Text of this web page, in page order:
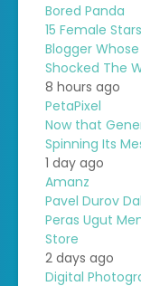
Bored Panda
15 Female
Blogger
Shocked The
8 hours ago
PetaPixel
Now that
Spinning Its
1 day ago
Amanz
Pavel Durov
Peras Ugut
Store
2 days ago
Digital